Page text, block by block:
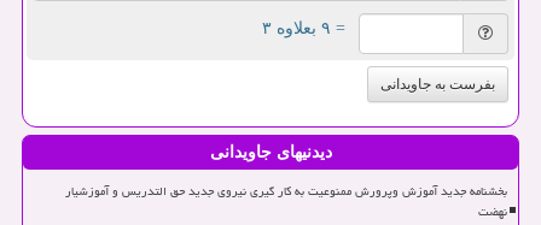
= ۹ بعلاوه ۳
بفرست به جاویدانی
دیدنیهای جاویدانی
بخشنامه جدید آموزش وپرورش ممنوعیت به کار گیری نیروی جدید حق التدریس و آموزشیار
نهضت